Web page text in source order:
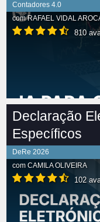
Contadores 4.0
comRAFAEL VIDAL
810
Declaração
Específicos
DeRe 2026
com CAMILA OLIVEIRA
102